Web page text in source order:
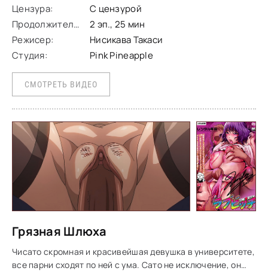
Цензура:
С цензурой
Продолжительность:
2 эп., 25 мин
Режисер:
Нисикава Такаси
Студия:
Pink Pineapple
СМОТРЕТЬ ВИДЕО
Грязная Шлюха
Чисато скромная и красивейшая девушка в университете,
все парни сходят по ней с ума. Сато не исключение, он